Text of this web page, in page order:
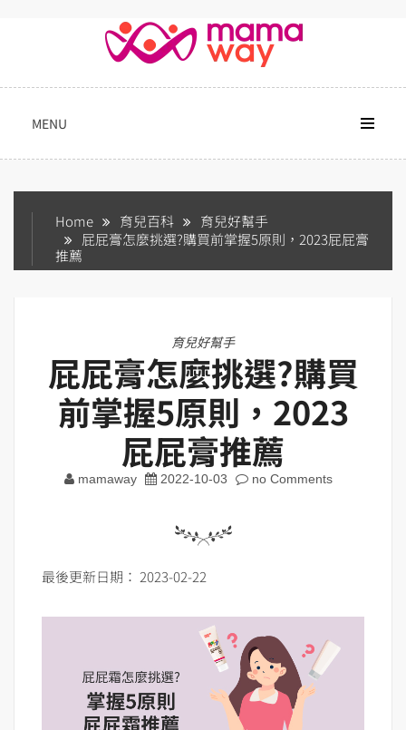
MENU
Home 育兒百科
育兒好幫手
屁屁膏怎麼挑選?購買前掌握5原則，2023屁屁膏
推薦
育兒好幫手
屁屁膏怎麼挑選?購買
前掌握5原則，2023
屁屁膏推薦
mamaway 2022-10-03 no Comments
最後更新日期： 2023-02-22